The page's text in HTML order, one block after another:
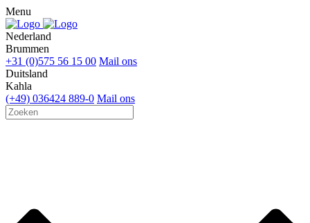
Menu
Nederland
Brummen
+31 (0)575 56 15 00 Mail ons
Duitsland
Kahla
(+49) 036424 889-0 Mail ons